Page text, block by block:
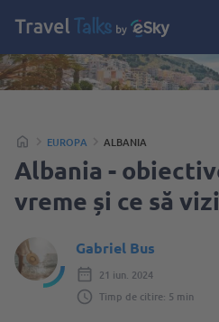
EUROPA ALBANIA
Albania -
vreme și ce să
Gabriel Bus
21 iun. 2024
Timp de citire: 5 min